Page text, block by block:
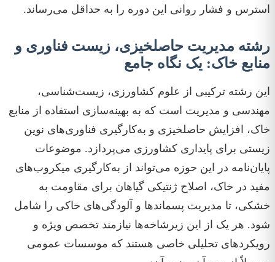
استرس و فشار روانی این دوره را به حداقل می‌رساند.
رشته مدیریت حاصلخیزی، زیست فناوری و
منابع خاک: یک نگاه جامع
این رشته ترکیبی از علوم کشاورزی، زیست‌شناسی،
مهندسی و مدیریت است که به بهینه‌سازی استفاده از منابع
خاک، افزایش حاصلخیزی و به‌کارگیری فناوری‌های نوین
زیستی برای پایداری کشاورزی می‌پردازد. موضوعات
پایان‌نامه در این حوزه می‌تواند از به‌کارگیری میکروب‌های
مفید در خاک، اصلاح ژنتیکی گیاهان برای مقاومت به
خشکی، تا مدیریت پسماندها و آلودگی‌های خاکی را شامل
شود. هر یک از این زیرشاخه‌ها نیازمند تخصص ویژه و
رویکردهای تحلیلی خاصی هستند که موسسات عمومی